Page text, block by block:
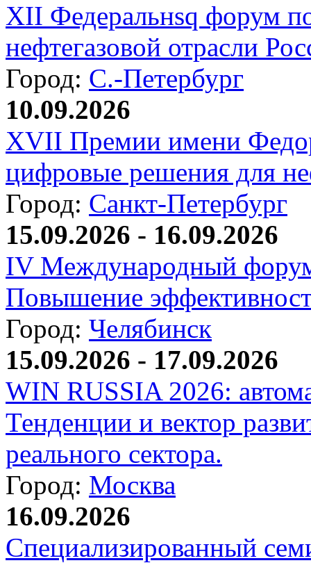
XII Федеральнsq форум
нефтегазовой отрасли
Город: С.-Петербург
10.09.2026
XVII Премии имени
цифровые решения для
Город: Санкт-Петербург
15.09.2026 - 16.09.2026
IV Международный
Повышение
Город: Челябинск
15.09.2026 - 17.09.2026
WIN RUSSIA 2026:
Тенденции и вектор
реального сектора.
Город: Москва
16.09.2026
Специализированный